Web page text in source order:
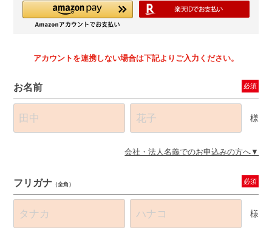
アカウントを連携しない場合は下記よりご入力ください。
お名前 必須
様
会社・法人名義でのお申込みの方へ
フリガナ （全角） 必須
様